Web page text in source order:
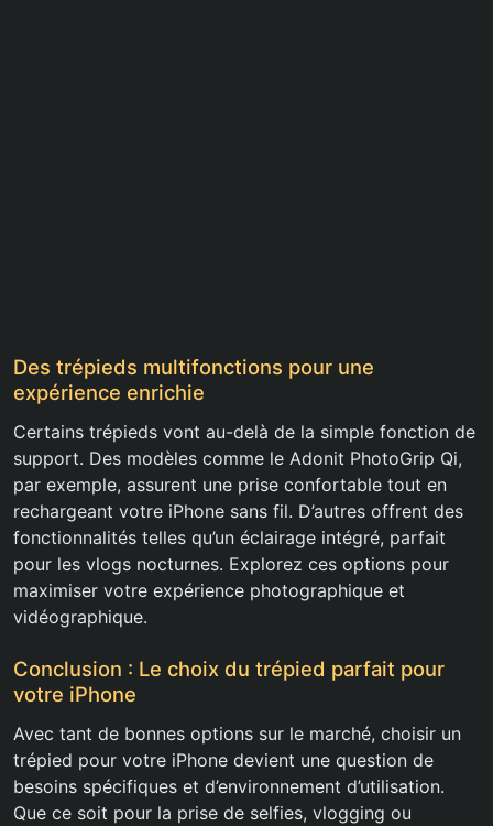
Des trépieds multifonctions pour une
expérience enrichie
Certains trépieds vont au-delà de la simple fonction de
support. Des modèles comme le Adonit PhotoGrip Qi,
par exemple, assurent une prise confortable tout en
rechargeant votre iPhone sans fil. D’autres offrent des
fonctionnalités telles qu’un éclairage intégré, parfait
pour les vlogs nocturnes. Explorez ces options pour
maximiser votre expérience photographique et
vidéographique.
Conclusion : Le choix du trépied parfait pour
votre iPhone
Avec tant de bonnes options sur le marché, choisir un
trépied pour votre iPhone devient une question de
besoins spécifiques et d’environnement d’utilisation.
Que ce soit pour la prise de selfies, vlogging ou